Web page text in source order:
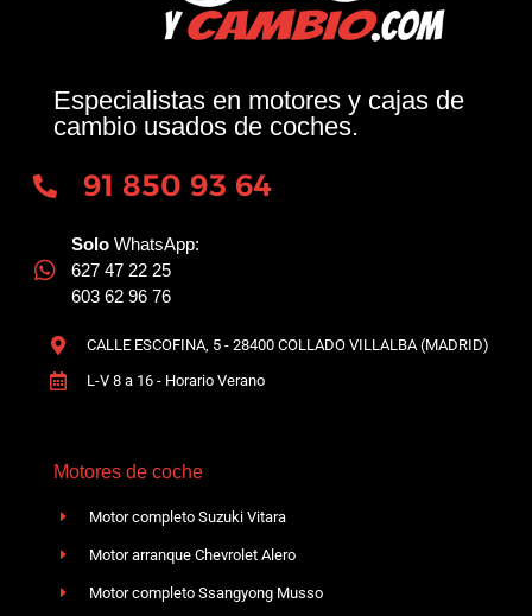
Especialistas en motores y cajas de
cambio usados de coches.
91 850 93 64
Solo WhatsApp:
627 47 22 25
603 62 96 76
CALLE ESCOFINA, 5 - 28400 COLLADO VILLALBA (MADRID)
L-V 8 a 16 - Horario Verano
Motores de coche
Motor completo Suzuki Vitara
Motor arranque Chevrolet Alero
Motor completo Ssangyong Musso